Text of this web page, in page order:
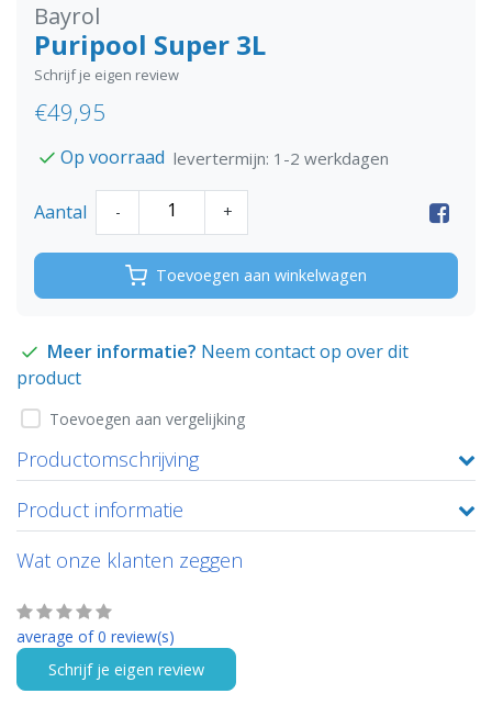
Bayrol
Puripool Super 3L
Schrijf je eigen review
€49,95
Op voorraad levertermijn: 1-2 werkdagen
Aantal - +
Toevoegen aan winkelwagen
Meer informatie? Neem contact op over dit
product
Toevoegen aan vergelijking
Productomschrijving
Product informatie
Wat onze klanten zeggen
average of 0 review(s)
Schrijf je eigen review